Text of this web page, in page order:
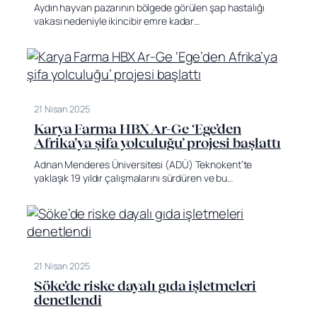
Aydın hayvan pazarının bölgede görülen şap hastalığı
vakası nedeniyle ikincibir emre kadar…
21 Nisan 2025
Karya Farma HBX Ar-Ge ‘Ege’den
Afrika’ya şifa yolculuğu’ projesi başlattı
Adnan Menderes Üniversitesi (ADÜ) Teknokent’te
yaklaşık 19 yıldır çalışmalarını sürdüren ve bu…
21 Nisan 2025
Söke’de riske dayalı gıda işletmeleri
denetlendi